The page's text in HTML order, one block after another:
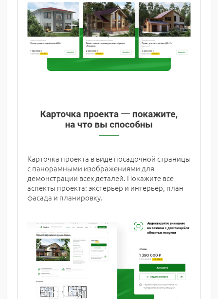
Карточка проекта в виде посадочной страницы
с панорамными изображениями для
демонстрации всех деталей. Покажите все
аспекты проекта: экстерьер и интерьер, план
фасада и планировку.